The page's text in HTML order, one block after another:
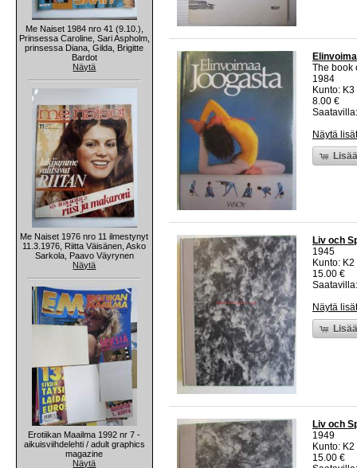
Me Naiset 1984 nro 41 (9.10.),
Prinsessa Caroline, Sari Aspholm,
prinsessa Diana, Gilda, Brigitte
Bardot
Näytä
Me Naiset 1976 nro 11 ilmestynyt
11.3.1976, Riitta Väisänen, Asko
Sarkola, Paavo Väyrynen
Näytä
Erotiikan Maailma 1992 nr 7 -
aikuisviihdelehti / adult graphics
magazine
Näytä
The book
1984
Kunto:
8.00 €
Näytä
Liv och
1945
Kunto:
15.00 €
Näytä
Liv och
1949
Kunto:
15.00 €